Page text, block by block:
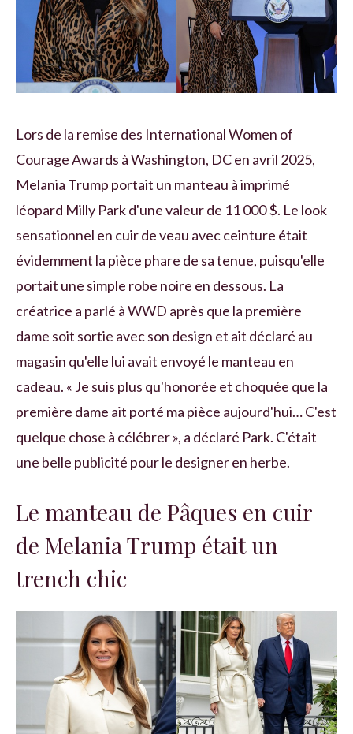
Lors de la remise des International Women of
Courage Awards à Washington, DC en avril 2025,
Melania Trump portait un manteau à imprimé
léopard Milly Park d'une valeur de 11 000 $. Le look
sensationnel en cuir de veau avec ceinture était
évidemment la pièce phare de sa tenue, puisqu'elle
portait une simple robe noire en dessous. La
créatrice a parlé à WWD après que la première
dame soit sortie avec son design et ait déclaré au
magasin qu'elle lui avait envoyé le manteau en
cadeau. « Je suis plus qu'honorée et choquée que la
première dame ait porté ma pièce aujourd'hui… C'est
quelque chose à célébrer », a déclaré Park. C'était
une belle publicité pour le designer en herbe.
Le manteau de Pâques en cuir
de Melania Trump était un
trench chic